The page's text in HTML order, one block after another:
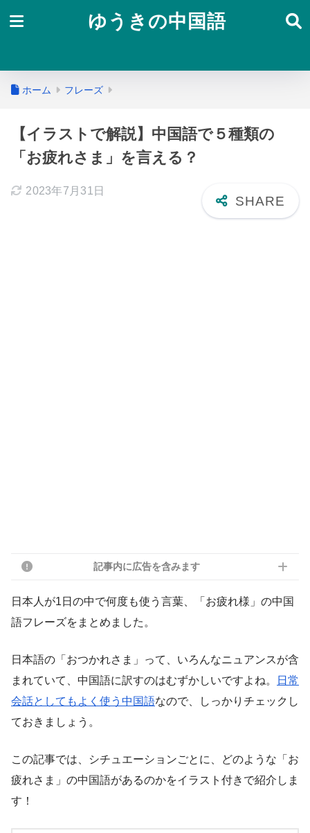
ゆうきの中国語
ホーム フレーズ
【イラストで解説】中国語で５種類の
「お疲れさま」を言える？
2023年7月31日
記事内に広告を含みます
日本人が1日の中で何度も使う言葉、「お疲れ様」の中国
語フレーズをまとめました。
日本語の「おつかれさま」って、いろんなニュアンスが含
まれていて、中国語に訳すのはむずかしいですよね。
日常
会話としてもよく使う中国語なので、しっかりチェックし
ておきましょう。
この記事では、シチュエーションごとに、どのような「お
疲れさま」の中国語があるのかをイラスト付きで紹介しま
す！